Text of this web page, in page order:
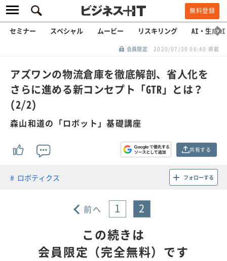
無料登録
セミナー スペシャル ムービー リスキリング AI・生成AI
会員限定 2020/07/30 06:40 掲載
アズワンの物流倉庫を徹底解剖、省人化を
さらに進める新コンセプト「GTR」とは？
(2/2)
森山和道の「ロボット」基礎講座
共有する
ロボティクス フォローする
前へ 1 2
この続きは
会員限定（完全無料）です